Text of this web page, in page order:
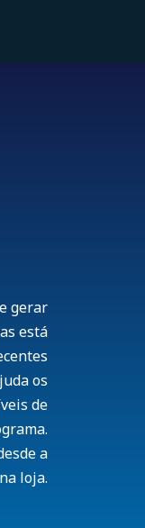
gerar
está
os
de
a
loja.